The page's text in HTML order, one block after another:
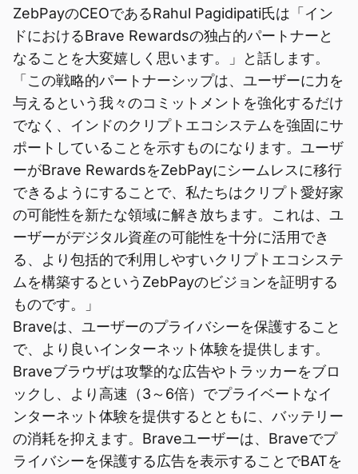
ZebPayのCEOであるRahul Pagidipati氏は「イン
ドにおけるBrave Rewardsの独占的パートナーと
なることを大変嬉しく思います。」と話します。
「この戦略的パートナーシップは、ユーザーに力を
与えるという我々のコミットメントを強化するだけ
でなく、インドのクリプトエコシステムを強固にサ
ポートしていることを示すものになります。ユーザ
ーがBrave RewardsをZebPayにシームレスに移行
できるようにすることで、私たちはクリプト愛好家
の可能性を新たな領域に解き放ちます。これは、ユ
ーザーがデジタル資産の可能性を十分に活用でき
る、より包括的で利用しやすいクリプトエコシステ
ムを構築するというZebPayのビジョンを証明する
ものです。」
Braveは、ユーザーのプライバシーを保護すること
で、より良いインターネット体験を提供します。
Braveブラウザは攻撃的な広告やトラッカーをブロ
ックし、より高速（3～6倍）でプライベートなイ
ンターネット体験を提供するとともに、バッテリー
の消耗を抑えます。Braveユーザーは、Braveでプ
ライバシーを保護する広告を表示することでBATを